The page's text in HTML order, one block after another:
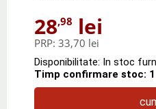
28,98 lei
PRP: 33,70 lei
Disponibilitate: In stoc
Timp confirmare stoc: